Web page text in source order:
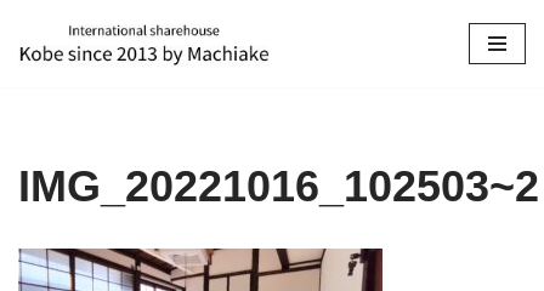
コ
キ
IMG_20221016_102503~2